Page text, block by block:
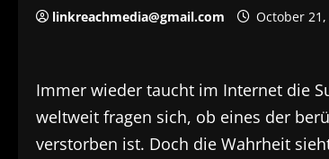
linkreachmedia@gmail.com October 21,
Immer wieder taucht im Internet die
weltweit fragen sich, ob eines der
verstorben ist. Doch die Wahrheit